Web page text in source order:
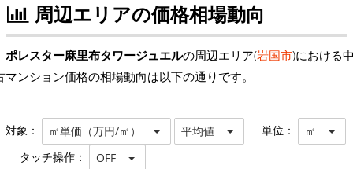
周辺エリアの価格相場動向
ポレスター麻里布タワージュエルの周辺エリア(岩国市)における
マンション価格の相場動向は以下の通りです。
対象： ㎡単価（万円/㎡） 平均値 単位： ㎡
タッチ操作： OFF